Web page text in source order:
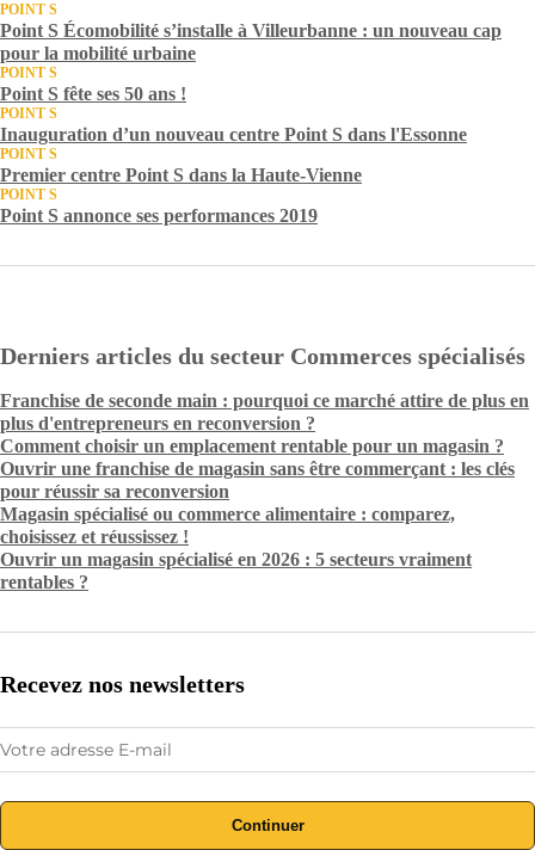
POINT S
Point S Écomobilité s’installe à Villeurbanne : un nouveau cap
pour la mobilité urbaine
POINT S
Point S fête ses 50 ans !
POINT S
Inauguration d’un nouveau centre Point S dans l'Essonne
POINT S
Premier centre Point S dans la Haute-Vienne
POINT S
Point S annonce ses performances 2019
Derniers articles du secteur Commerces spécialisés
Franchise de seconde main : pourquoi ce marché attire de plus en
plus d'entrepreneurs en reconversion ?
Comment choisir un emplacement rentable pour un magasin ?
Ouvrir une franchise de magasin sans être commerçant : les clés
pour réussir sa reconversion
Magasin spécialisé ou commerce alimentaire : comparez,
choisissez et réussissez !
Ouvrir un magasin spécialisé en 2026 : 5 secteurs vraiment
rentables ?
Recevez nos newsletters
Continuer